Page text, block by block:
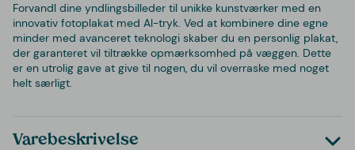
Forvandl dine yndlingsbilleder til unikke kunstværker med en
innovativ fotoplakat med AI-tryk. Ved at kombinere dine egne
minder med avanceret teknologi skaber du en personlig plakat,
der garanteret vil tiltrække opmærksomhed på væggen. Dette
er en utrolig gave at give til nogen, du vil overraske med noget
helt særligt.
Varebeskrivelse